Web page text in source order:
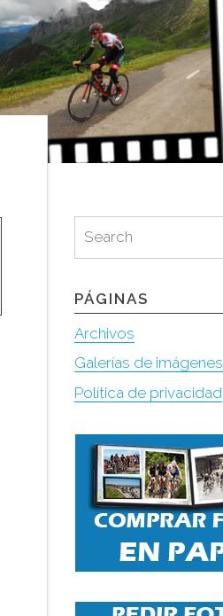
for:
PÁGINAS
Archivos
Galerías de imágenes
Política de privacidad